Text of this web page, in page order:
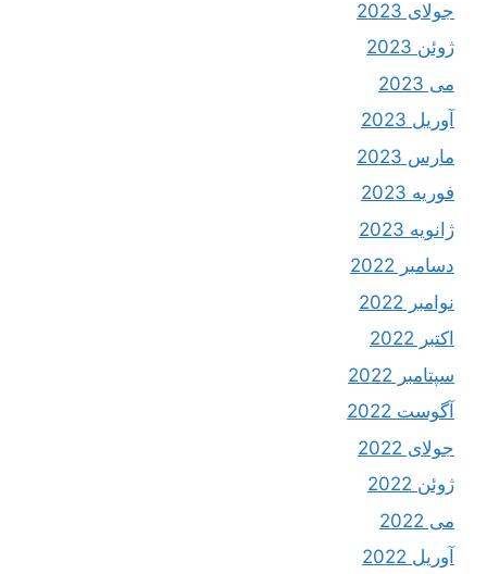
جولای 2023
ژوئن 2023
می 2023
آوریل 2023
مارس 2023
فوریه 2023
ژانویه 2023
دسامبر 2022
نوامبر 2022
اکتبر 2022
سپتامبر 2022
آگوست 2022
جولای 2022
ژوئن 2022
می 2022
آوریل 2022